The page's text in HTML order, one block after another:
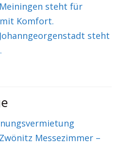
steht für
Komfort.
steht
Messezimmer –